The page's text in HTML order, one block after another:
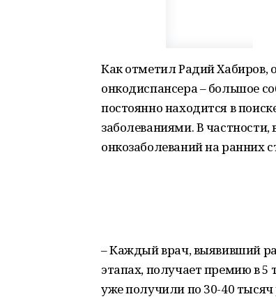
Как отметил Радий Хабиров,
онкодиспансера – большое
постоянно находится в
заболеваниями. В
онкозаболеваний на ранних
– Каждый врач, выявивший
этапах, получает премию в
уже получили по 30-40 тысяч